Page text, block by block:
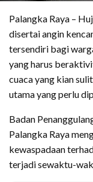
Palangka Raya –
disertai angin
tersendiri bagi
yang harus
cuaca yang kian
utama yang perlu
Badan
Palangka Raya
kewaspadaan
terjadi sewaktu-